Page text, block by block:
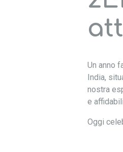
Un anno
India,
nostra
e
Oggi